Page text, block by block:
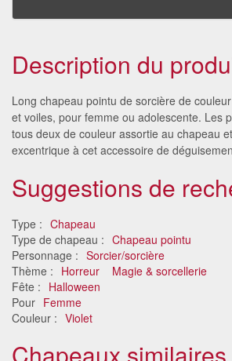
Description du
Long chapeau pointu de sorcière de
et voiles, pour femme ou adolescente. Les
tous deux de couleur assortie au chapeau
excentrique à cet accessoire de
Suggestions de
Type : Chapeau
Type de chapeau : Chapeau pointu
Personnage : Sorcier/sorcière
Thème : Horreur
Magie & sorcellerie
Fête : Halloween
Pour Femme
Couleur : Violet
Chapeaux similaires